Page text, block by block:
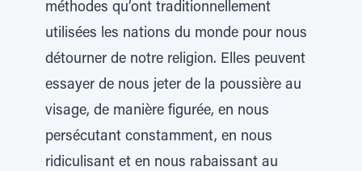
méthodes qu’ont traditionnellement
utilisées les nations du monde pour nous
détourner de notre religion. Elles peuvent
essayer de nous jeter de la poussière au
visage, de manière figurée, en nous
persécutant constamment, en nous
ridiculisant et en nous rabaissant au